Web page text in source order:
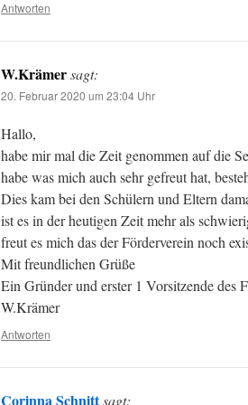
Antworten
W.Krämersagt:
20. Februar 2020 um 23:04 Uhr
Hallo,
habe mir mal die Zeit genommen auf die
habe was mich auch sehr gefreut hat,
Dies kam bei den Schülern und Eltern
ist es in der heutigen Zeit mehr als
freut es mich das der Förderverein noch
Mit freundlichen Grüße
Ein Gründer und erster 1 Vorsitzende des
W.Krämer
Antworten
Corinna Schnittsagt: